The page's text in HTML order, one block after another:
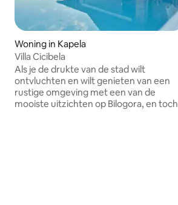
Woning in Kapela
Villa Cicibela
Als je de drukte van de stad wilt
ontvluchten en wilt genieten van een
rustige omgeving met een van de
mooiste uitzichten op Bilogora, en toch